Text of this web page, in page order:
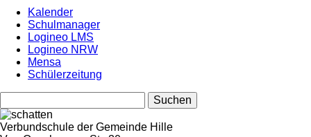
Kalender
Schulmanager
Logineo LMS
Logineo NRW
Mensa
Schülerzeitung
nach:
Verbundschule der Gemeinde Hille